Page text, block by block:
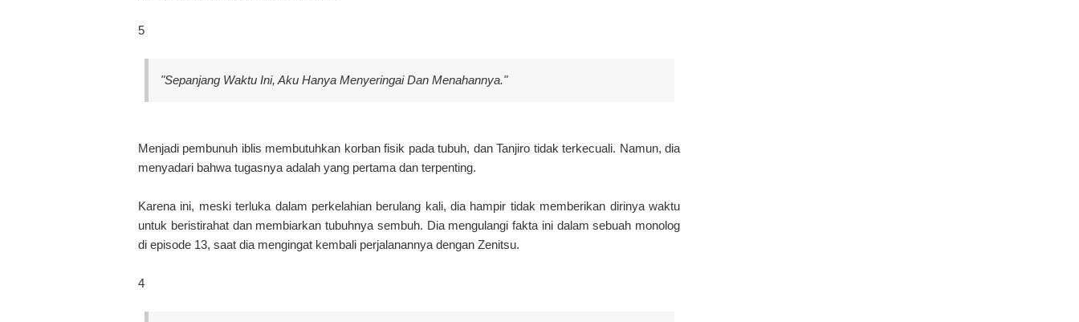
5
"Sepanjang Waktu Ini, Aku Hanya Menyeringai Dan Menahannya."
Menjadi pembunuh iblis membutuhkan korban fisik pada tubuh, dan Tanjiro tidak terkecuali. Namun, dia
menyadari bahwa tugasnya adalah yang pertama dan terpenting.
Karena ini, meski terluka dalam perkelahian berulang kali, dia hampir tidak memberikan dirinya waktu
untuk beristirahat dan membiarkan tubuhnya sembuh. Dia mengulangi fakta ini dalam sebuah monolog
di episode 13, saat dia mengingat kembali perjalanannya dengan Zenitsu.
4